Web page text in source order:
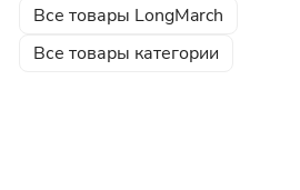
Все товары LongMarch
Все товары категории